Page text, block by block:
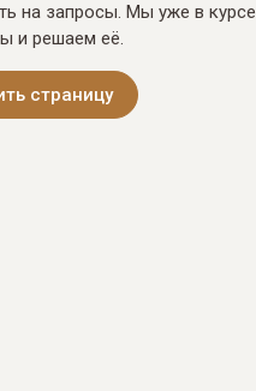
на запросы. Мы уже в курсе
и решаем её.
страницу